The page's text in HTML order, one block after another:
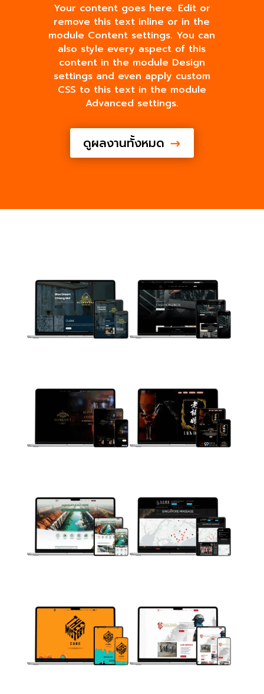
Your content goes here. Edit or
remove this text inline or in the
module Content settings. You can
also style every aspect of this
content in the module Design
settings and even apply custom
CSS to this text in the module
Advanced settings.
ดูผลงานทั้งหมด $